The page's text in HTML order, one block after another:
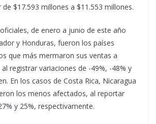
de $17.593 millones a $11.553 millones.
de enero a junio de este año
y Honduras, fueron los países
que más mermaron sus ventas a
registrar variaciones de -49%, -48% y
En los casos de Costa Rica, Nicaragua
los menos afectados, al reportar
y 25%, respectivamente.